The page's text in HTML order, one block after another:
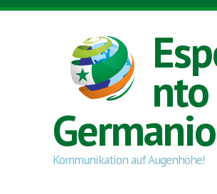
Skip to main content
Germanio
Kommunikation auf Augenhöhe!